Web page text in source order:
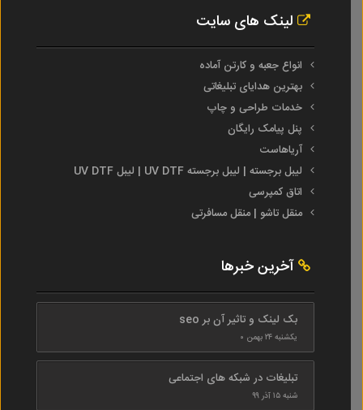
لینک های سایت
انواع جعبه و کارتن آماده
بهترین هدایای تبلیغاتی
خدمات طراحی و چاپ
پنل پیامک رایگان
آریاهاست
لیبل برجسته | لیبل برجسته UV DTF | لیبل UV DTF
اتاق کمپرسی
منقل تاشو | منقل مسافرتی
آخرین خبرها
بک لینک و تاثیر آن بر seo
یکشنبه ۲۴ بهمن ۰
تبلیغات در شبکه های اجتماعی
شنبه ۱۵ آذر ۹۹